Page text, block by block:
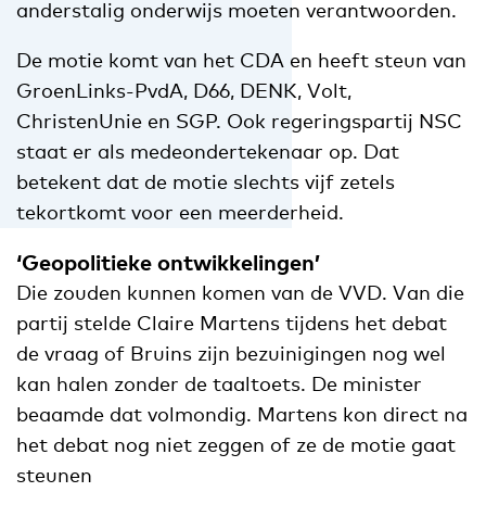
anderstalig onderwijs moeten verantwoorden.
De motie komt van het CDA en heeft steun van
GroenLinks-PvdA, D66, DENK, Volt,
ChristenUnie en SGP. Ook regeringspartij NSC
staat er als medeondertekenaar op. Dat
betekent dat de motie slechts vijf zetels
tekortkomt voor een meerderheid.
‘Geopolitieke ontwikkelingen’
Die zouden kunnen komen van de VVD. Van die
partij stelde Claire Martens tijdens het debat
de vraag of Bruins zijn bezuinigingen nog wel
kan halen zonder de taaltoets. De minister
beaamde dat volmondig. Martens kon direct na
het debat nog niet zeggen of ze de motie gaat
steunen